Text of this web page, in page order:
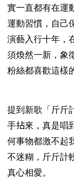
實一直都有在運
運動習慣，自己
演藝入行十年，
須煥然一新，象
粉絲都喜歡這樣
提到新歌「斤斤
手拈來，真是唱
何事物都激不起
不迷糊，斤斤計
真心相愛。